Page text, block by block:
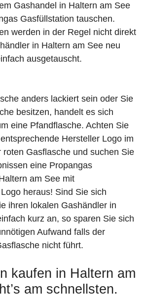
Gashandel in Haltern am See
Gasfüllstation tauschen.
werden in der Regel nicht direkt
in Haltern am See neu
ausgetauscht.
anders lackiert sein oder Sie
besitzen, handelt es sich
eine Pfandflasche. Achten Sie
Hersteller Logo im
roten Gasflasche und suchen Sie
eine Propangas
am See mit
heraus! Sind Sie sich
ihren lokalen Gashändler in
kurz an, so sparen Sie sich
Aufwand falls der
nicht führt.
kaufen in Haltern am
am schnellsten.